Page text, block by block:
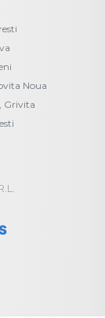
Noua
Grivita